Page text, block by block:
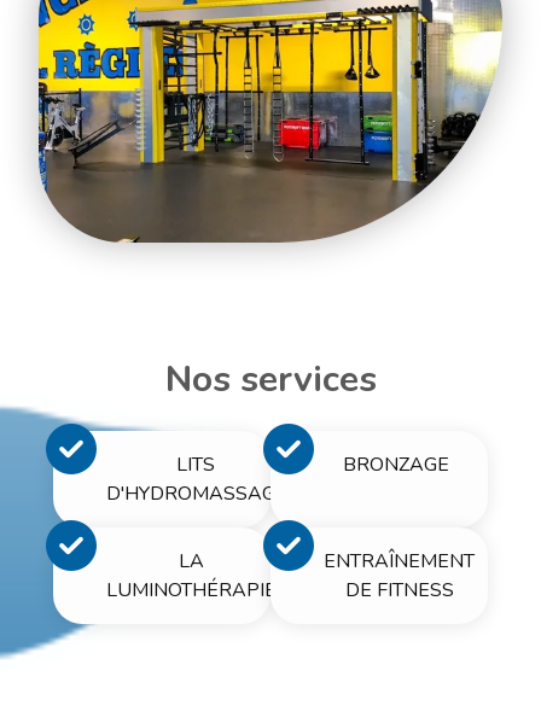
Nos services
LITS
D'HYDROMASSAGE
BRONZAGE
LA
LUMINOTHÉRAPIE
ENTRAÎNEMENT
DE FITNESS